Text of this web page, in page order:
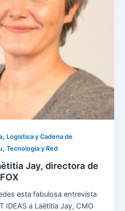
, Logistica y Cadena de
,Tecnologia y Red
Jay, directora de
esta fabulosa entrevista
IDEAS a Laëtitia Jay, CMO